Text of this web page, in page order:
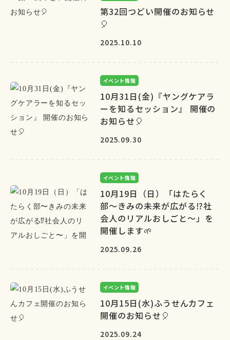
第32回つどい開催のお知らせ
🎈
2025.10.10
イベント情報
10月31日(金)『ヤングケアラ
ーを知るセッション』 開催の
お知らせ🎈
2025.09.30
イベント情報
10月19日（日）「はたらく
部〜きみの未来が広がる⁉︎社
会人のリアルおしごと〜」を
開催します🌱
2025.09.26
イベント情報
10月15日(水)ふうせんカフェ
開催のお知らせ🎈
2025.09.24